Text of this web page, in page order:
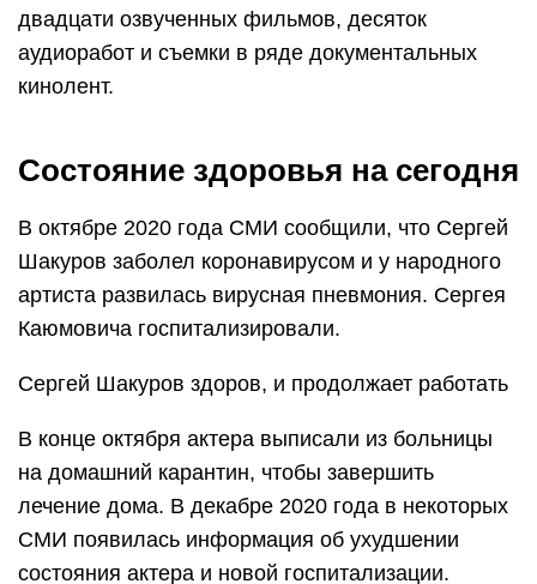
двадцати озвученных фильмов, десяток
аудиоработ и съемки в ряде документальных
кинолент.
Состояние здоровья на сегодня
В октябре 2020 года СМИ сообщили, что Сергей
Шакуров заболел коронавирусом и у народного
артиста развилась вирусная пневмония. Сергея
Каюмовича госпитализировали.
Сергей Шакуров здоров, и продолжает работать
В конце октября актера выписали из больницы
на домашний карантин, чтобы завершить
лечение дома. В декабре 2020 года в некоторых
СМИ появилась информация об ухудшении
состояния актера и новой госпитализации.